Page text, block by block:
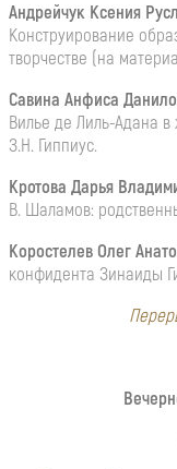
Андрейчук Ксения
Конструирование
творчестве (на
Савина Анфиса
Вилье де Лиль-Адана
З.Н. Гиппиус.
Кротова Дарья
В. Шаламов:
Коростелев Олег
конфидента Зинаиды